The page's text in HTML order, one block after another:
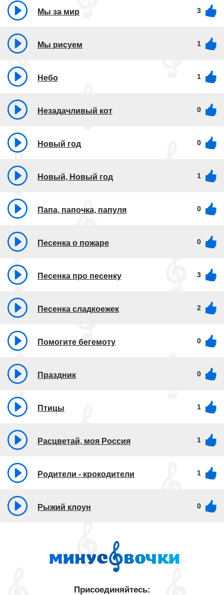
Мы за мир 3
Мы рисуем 1
Небо 1
Незадачливый кот 0
Новый год 0
Новый, Новый год 1
Папа, папочка, папуля 0
Песенка о пожаре 0
Песенка про песенку 3
Песенка сладкоежек 2
Помогите бегемоту 0
Праздник 0
Птицы 1
Расцветай, моя Россия 1
Родители - крокодители 1
Рыжий клоун 0
Присоединяйтесь: